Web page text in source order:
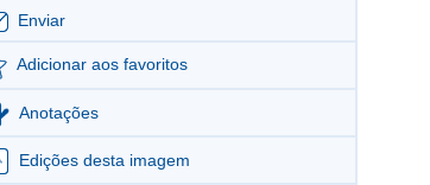
Enviar
Adicionar aos favoritos
Anotações
Edições desta imagem